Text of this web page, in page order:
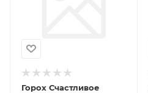
Горох Счастливое